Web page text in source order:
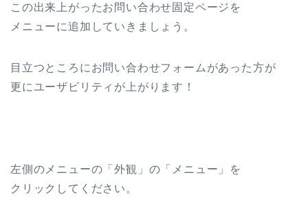
この出来上がったお問い合わせ固定ページを
メニューに追加していきましょう。
目立つところにお問い合わせフォームがあった方が
更にユーザビリティが上がります！
左側のメニューの「外観」の「メニュー」を
クリックしてください。